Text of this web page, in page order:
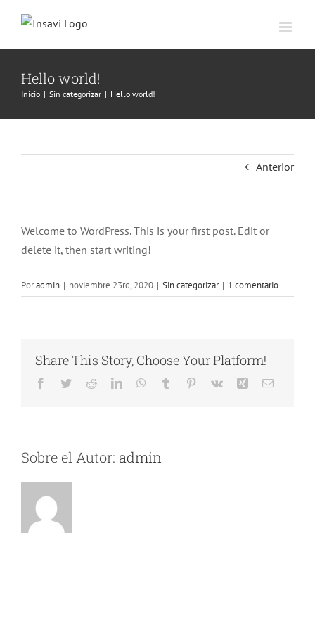
contenido
Hello world!
Inicio | Sin categorizar | Hello world!
Anterior
Welcome to WordPress. This is your first post. Edit or
delete it, then start writing!
Poradmin | noviembre 23rd, 2020 | Sin categorizar | 1 comentario
Share This Story, Choose Your Platform!
Facebook
TwitterRedditLinkedInWhatsApp
Tumblr Pinterest
Vk Xing Correo
Sobre el Autor: admin